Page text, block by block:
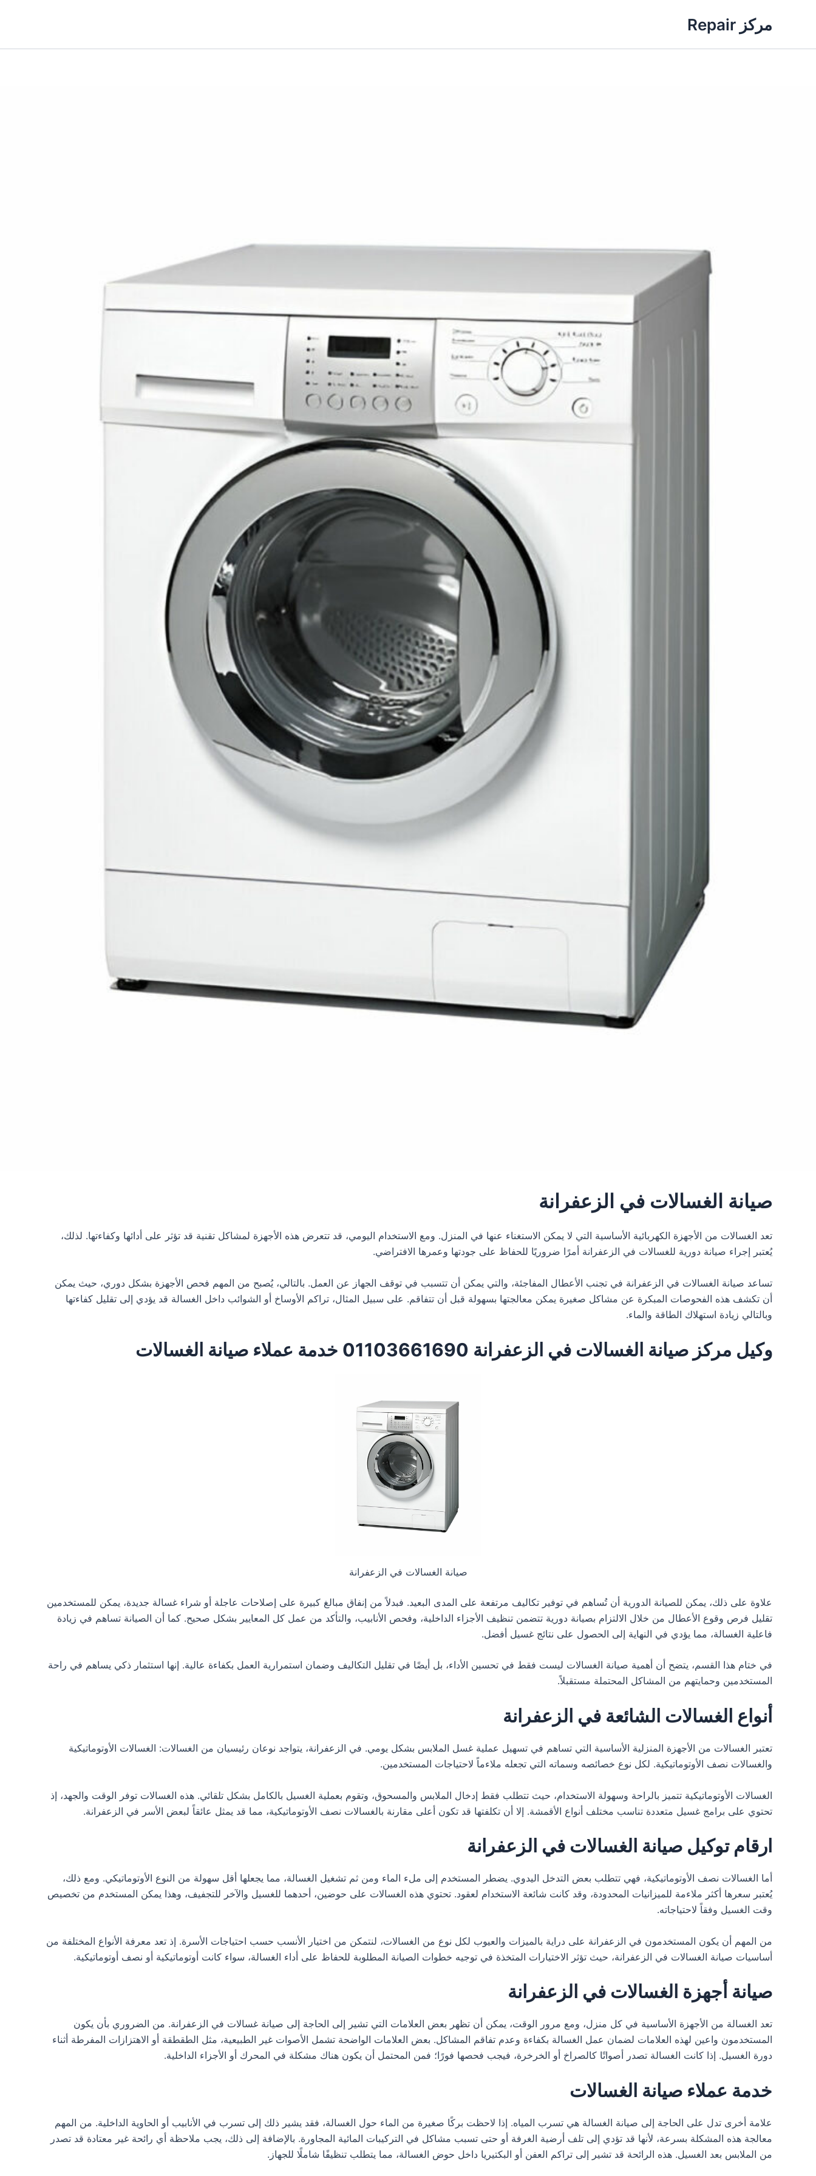
مركز Repair
صيانة الغسالات في الزعفرانة
تعد الغسالات من الأجهزة الكهربائية الأساسية التي لا يمكن الاستغناء عنها في المنزل. ومع الاستخدام اليومي، قد تتعرض هذه الأجهزة لمشاكل تقنية قد تؤثر على أدائها وكفاءتها. لذلك،
يُعتبر إجراء صيانة دورية للغسالات في الزعفرانة أمرًا ضروريًا للحفاظ على جودتها وعمرها الافتراضي.
تساعد صيانة الغسالات في الزعفرانة في تجنب الأعطال المفاجئة، والتي يمكن أن تتسبب في توقف الجهاز عن العمل. بالتالي، يُصبح من المهم فحص الأجهزة بشكل دوري، حيث يمكن
أن تكشف هذه الفحوصات المبكرة عن مشاكل صغيرة يمكن معالجتها بسهولة قبل أن تتفاقم. على سبيل المثال، تراكم الأوساخ أو الشوائب داخل الغسالة قد يؤدي إلى تقليل كفاءتها
وبالتالي زيادة استهلاك الطاقة والماء.
وكيل مركز صيانة الغسالات في الزعفرانة 01103661690 خدمة عملاء صيانة الغسالات
صيانة الغسالات في الزعفرانة
علاوة على ذلك، يمكن للصيانة الدورية أن تُساهم في توفير تكاليف مرتفعة على المدى البعيد. فبدلاً من إنفاق مبالغ كبيرة على إصلاحات عاجلة أو شراء غسالة جديدة، يمكن للمستخدمين
تقليل فرص وقوع الأعطال من خلال الالتزام بصيانة دورية تتضمن تنظيف الأجزاء الداخلية، وفحص الأنابيب، والتأكد من عمل كل المعايير بشكل صحيح. كما أن الصيانة تساهم في زيادة
فاعلية الغسالة، مما يؤدي في النهاية إلى الحصول على نتائج غسيل أفضل.
في ختام هذا القسم، يتضح أن أهمية صيانة الغسالات ليست فقط في تحسين الأداء، بل أيضًا في تقليل التكاليف وضمان استمرارية العمل بكفاءة عالية. إنها استثمار ذكي يساهم في راحة
المستخدمين وحمايتهم من المشاكل المحتملة مستقبلاً.
أنواع الغسالات الشائعة في الزعفرانة
تعتبر الغسالات من الأجهزة المنزلية الأساسية التي تساهم في تسهيل عملية غسل الملابس بشكل يومي. في الزعفرانة، يتواجد نوعان رئيسيان من الغسالات: الغسالات الأوتوماتيكية
والغسالات نصف الأوتوماتيكية. لكل نوع خصائصه وسماته التي تجعله ملاءماً لاحتياجات المستخدمين.
الغسالات الأوتوماتيكية تتميز بالراحة وسهولة الاستخدام، حيث تتطلب فقط إدخال الملابس والمسحوق، وتقوم بعملية الغسيل بالكامل بشكل تلقائي. هذه الغسالات توفر الوقت والجهد، إذ
تحتوي على برامج غسيل متعددة تناسب مختلف أنواع الأقمشة. إلا أن تكلفتها قد تكون أعلى مقارنة بالغسالات نصف الأوتوماتيكية، مما قد يمثل عائقاً لبعض الأسر في الزعفرانة.
ارقام توكيل صيانة الغسالات في الزعفرانة
أما الغسالات نصف الأوتوماتيكية، فهي تتطلب بعض التدخل اليدوي. يضطر المستخدم إلى ملء الماء ومن ثم تشغيل الغسالة، مما يجعلها أقل سهولة من النوع الأوتوماتيكي. ومع ذلك،
يُعتبر سعرها أكثر ملاءمة للميزانيات المحدودة، وقد كانت شائعة الاستخدام لعقود. تحتوي هذه الغسالات على حوضين، أحدهما للغسيل والآخر للتجفيف، وهذا يمكن المستخدم من تخصيص
وقت الغسيل وفقاً لاحتياجاته.
من المهم أن يكون المستخدمون في الزعفرانة على دراية بالميزات والعيوب لكل نوع من الغسالات، لنتمكن من اختيار الأنسب حسب احتياجات الأسرة. إذ تعد معرفة الأنواع المختلفة من
أساسيات صيانة الغسالات في الزعفرانة، حيث تؤثر الاختيارات المتخذة في توجيه خطوات الصيانة المطلوبة للحفاظ على أداء الغسالة، سواء كانت أوتوماتيكية أو نصف أوتوماتيكية.
صيانة أجهزة الغسالات في الزعفرانة
تعد الغسالة من الأجهزة الأساسية في كل منزل، ومع مرور الوقت، يمكن أن تظهر بعض العلامات التي تشير إلى الحاجة إلى صيانة غسالات في الزعفرانة. من الضروري بأن يكون
المستخدمون واعين لهذه العلامات لضمان عمل الغسالة بكفاءة وعدم تفاقم المشاكل. بعض العلامات الواضحة تشمل الأصوات غير الطبيعية، مثل الطقطقة أو الاهتزازات المفرطة أثناء
دورة الغسيل. إذا كانت الغسالة تصدر أصواتًا كالصراخ أو الخرخرة، فيجب فحصها فورًا؛ فمن المحتمل أن يكون هناك مشكلة في المحرك أو الأجزاء الداخلية.
خدمة عملاء صيانة الغسالات
علامة أخرى تدل على الحاجة إلى صيانة الغسالة هي تسرب المياه. إذا لاحظت بركًا صغيرة من الماء حول الغسالة، فقد يشير ذلك إلى تسرب في الأنابيب أو الحاوية الداخلية. من المهم
معالجة هذه المشكلة بسرعة، لأنها قد تؤدي إلى تلف أرضية الغرفة أو حتى تسبب مشاكل في التركيبات المائية المجاورة. بالإضافة إلى ذلك، يجب ملاحظة أي رائحة غير معتادة قد تصدر
من الملابس بعد الغسيل. هذه الرائحة قد تشير إلى تراكم العفن أو البكتيريا داخل حوض الغسالة، مما يتطلب تنظيفًا شاملًا للجهاز.